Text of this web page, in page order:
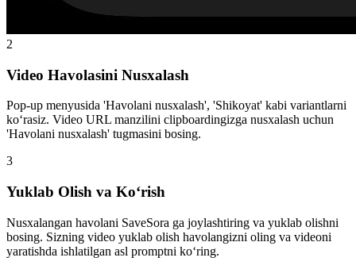
2
Video Havolasini Nusxalash
Pop-up menyusida 'Havolani nusxalash', 'Shikoyat' kabi variantlarni
ko‘rasiz. Video URL manzilini clipboardingizga nusxalash uchun
'Havolani nusxalash' tugmasini bosing.
3
Yuklab Olish va Ko‘rish
Nusxalangan havolani SaveSora ga joylashtiring va yuklab olishni
bosing. Sizning video yuklab olish havolangizni oling va videoni
yaratishda ishlatilgan asl promptni ko‘ring.